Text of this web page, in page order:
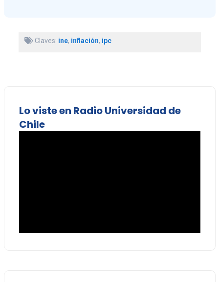
Claves: ine, inflación, ipc
Lo viste en Radio Universidad de
Chile